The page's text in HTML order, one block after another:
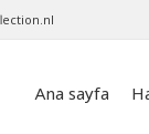
Ana sayfa